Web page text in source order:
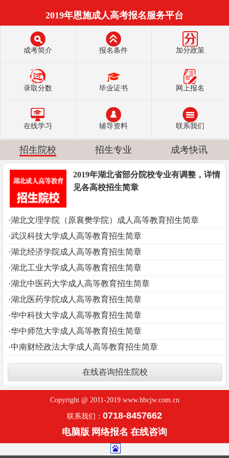
2019年恩施成人高考报名服务平台
成考简介 报名条件 加分政策
录取分数 毕业证书 网上报名
在线学习 辅导资料 联系我们
招生院校 招生专业 成考快讯
2019年湖北省部分院校专业有调整，详情
见各高校招生简章
·湖北文理学院（原襄樊学院）成人高等教育招生简章
·武汉科技大学成人高等教育招生简章
·湖北经济学院成人高等教育招生简章
·湖北工业大学成人高等教育招生简章
·湖北中医药大学成人高等教育招生简章
·湖北医药学院成人高等教育招生简章
·华中科技大学成人高等教育招生简章
·华中师范大学成人高等教育招生简章
·中南财经政法大学成人高等教育招生简章
在线咨询招生院校
Copyright @ 2011-2019 www.hbcjw.com.cn
联系我们： 0718-8457662
电脑版 网络报名 在线咨询